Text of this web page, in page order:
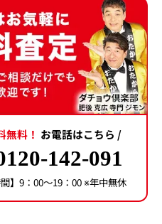
無料！ お電話はこちら /
142-091
間】9：00〜19：00 ※年中無休